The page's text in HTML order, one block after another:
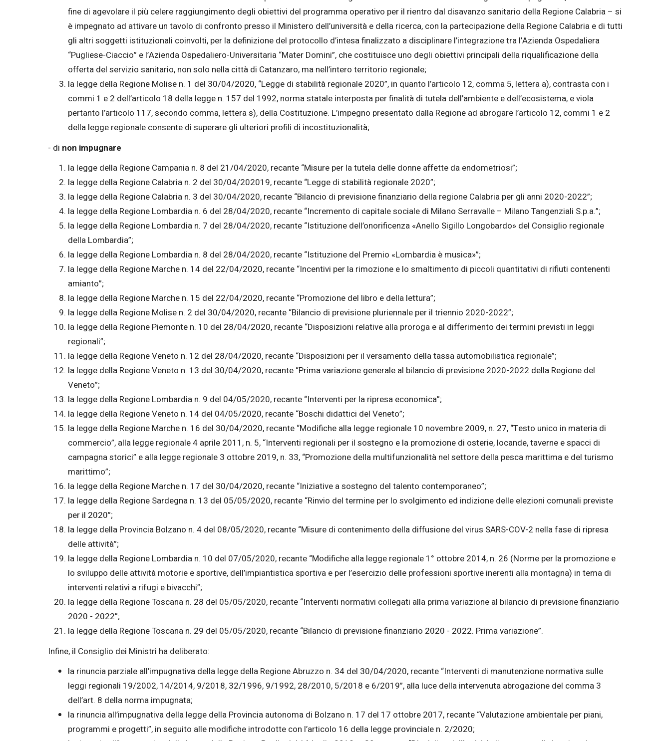
fine di agevolare il più celere raggiungimento degli obiettivi del programma operativo per il rientro dal disavanzo sanitario della Regione Calabria – si
è impegnato ad attivare un tavolo di confronto presso il Ministero dell’università e della ricerca, con la partecipazione della Regione Calabria e di tutti
gli altri soggetti istituzionali coinvolti, per la definizione del protocollo d’intesa finalizzato a disciplinare l’integrazione tra l’Azienda Ospedaliera
“Pugliese-Ciaccio” e l’Azienda Ospedaliero-Universitaria “Mater Domini”, che costituisce uno degli obiettivi principali della riqualificazione della
offerta del servizio sanitario, non solo nella città di Catanzaro, ma nell’intero territorio regionale;
la legge della Regione Molise n. 1 del 30/04/2020, “Legge di stabilità regionale 2020”, in quanto l’articolo 12, comma 5, lettera a), contrasta con i
commi 1 e 2 dell’articolo 18 della legge n. 157 del 1992, norma statale interposta per finalità di tutela dell'ambiente e dell’ecosistema, e viola
pertanto l’articolo 117, secondo comma, lettera s), della Costituzione. L’impegno presentato dalla Regione ad abrogare l’articolo 12, commi 1 e 2
della legge regionale consente di superare gli ulteriori profili di incostituzionalità;
- di non impugnare
la legge della Regione Campania n. 8 del 21/04/2020, recante “Misure per la tutela delle donne affette da endometriosi”;
la legge della Regione Calabria n. 2 del 30/04/202019, recante “Legge di stabilità regionale 2020”;
la legge della Regione Calabria n. 3 del 30/04/2020, recante “Bilancio di previsione finanziario della regione Calabria per gli anni 2020-2022”;
la legge della Regione Lombardia n. 6 del 28/04/2020, recante “Incremento di capitale sociale di Milano Serravalle – Milano Tangenziali S.p.a.”;
la legge della Regione Lombardia n. 7 del 28/04/2020, recante “Istituzione dell’onorificenza «Anello Sigillo Longobardo» del Consiglio regionale
della Lombardia”;
la legge della Regione Lombardia n. 8 del 28/04/2020, recante “Istituzione del Premio «Lombardia è musica»”;
la legge della Regione Marche n. 14 del 22/04/2020, recante “Incentivi per la rimozione e lo smaltimento di piccoli quantitativi di rifiuti contenenti
amianto”;
la legge della Regione Marche n. 15 del 22/04/2020, recante “Promozione del libro e della lettura”;
la legge della Regione Molise n. 2 del 30/04/2020, recante “Bilancio di previsione pluriennale per il triennio 2020-2022”;
la legge della Regione Piemonte n. 10 del 28/04/2020, recante “Disposizioni relative alla proroga e al differimento dei termini previsti in leggi
regionali”;
la legge della Regione Veneto n. 12 del 28/04/2020, recante “Disposizioni per il versamento della tassa automobilistica regionale”;
la legge della Regione Veneto n. 13 del 30/04/2020, recante “Prima variazione generale al bilancio di previsione 2020-2022 della Regione del
Veneto”;
la legge della Regione Lombardia n. 9 del 04/05/2020, recante “Interventi per la ripresa economica”;
la legge della Regione Veneto n. 14 del 04/05/2020, recante “Boschi didattici del Veneto”;
la legge della Regione Marche n. 16 del 30/04/2020, recante “Modifiche alla legge regionale 10 novembre 2009, n. 27, “Testo unico in materia di
commercio”, alla legge regionale 4 aprile 2011, n. 5, “Interventi regionali per il sostegno e la promozione di osterie, locande, taverne e spacci di
campagna storici” e alla legge regionale 3 ottobre 2019, n. 33, “Promozione della multifunzionalità nel settore della pesca marittima e del turismo
marittimo”;
la legge della Regione Marche n. 17 del 30/04/2020, recante “Iniziative a sostegno del talento contemporaneo”;
la legge della Regione Sardegna n. 13 del 05/05/2020, recante “Rinvio del termine per lo svolgimento ed indizione delle elezioni comunali previste
per il 2020”;
la legge della Provincia Bolzano n. 4 del 08/05/2020, recante “Misure di contenimento della diffusione del virus SARS-COV-2 nella fase di ripresa
delle attività”;
la legge della Regione Lombardia n. 10 del 07/05/2020, recante “Modifiche alla legge regionale 1° ottobre 2014, n. 26 (Norme per la promozione e
lo sviluppo delle attività motorie e sportive, dell’impiantistica sportiva e per l’esercizio delle professioni sportive inerenti alla montagna) in tema di
interventi relativi a rifugi e bivacchi”;
la legge della Regione Toscana n. 28 del 05/05/2020, recante “Interventi normativi collegati alla prima variazione al bilancio di previsione finanziario
2020 - 2022”;
la legge della Regione Toscana n. 29 del 05/05/2020, recante “Bilancio di previsione finanziario 2020 - 2022. Prima variazione”.
Infine, il Consiglio dei Ministri ha deliberato:
la rinuncia parziale all’impugnativa della legge della Regione Abruzzo n. 34 del 30/04/2020, recante “Interventi di manutenzione normativa sulle
leggi regionali 19/2002, 14/2014, 9/2018, 32/1996, 9/1992, 28/2010, 5/2018 e 6/2019”, alla luce della intervenuta abrogazione del comma 3
dell’art. 8 della norma impugnata;
la rinuncia all’impugnativa della legge della Provincia autonoma di Bolzano n. 17 del 17 ottobre 2017, recante “Valutazione ambientale per piani,
programmi e progetti”, in seguito alle modifiche introdotte con l’articolo 16 della legge provinciale n. 2/2020;